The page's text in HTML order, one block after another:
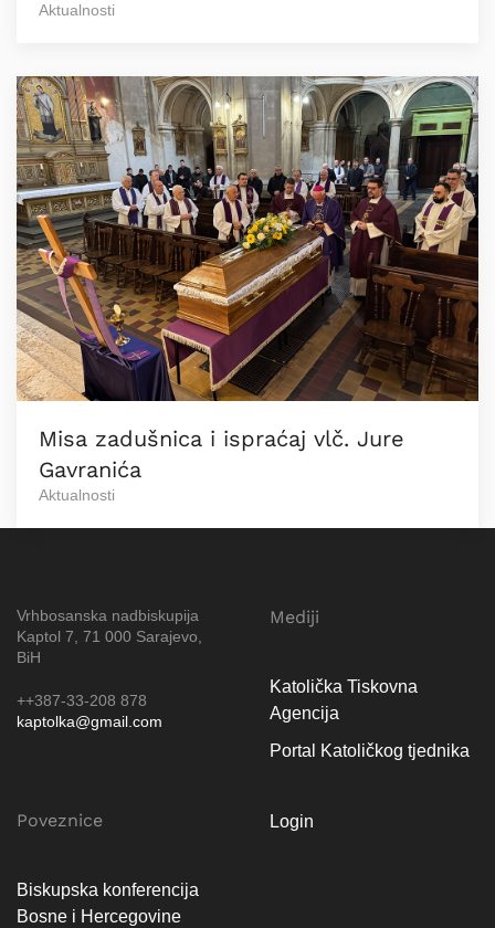
Aktualnosti
Misa zadušnica i ispraćaj vlč. Jure
Gavranića
Aktualnosti
Vrhbosanska nadbiskupija
Kaptol 7, 71 000 Sarajevo,
BiH
++387-33-208 878
kaptolka@gmail.com
Mediji
Katolička Tiskovna
Agencija
Portal Katoličkog tjednika
Poveznice
Biskupska konferencija
Bosne i Hercegovine
Login